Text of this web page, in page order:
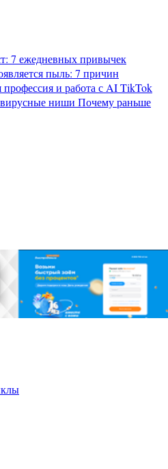
7 ежедневных привычек
пыль: 7 причин
и работа с AITikTok
ниши Почему раньше